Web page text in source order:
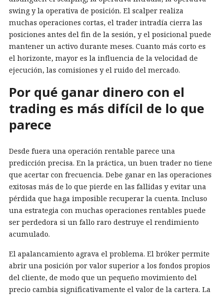
swing y la operativa de posición. El scalper realiza
muchas operaciones cortas, el trader intradía cierra las
posiciones antes del fin de la sesión, y el posicional puede
mantener un activo durante meses. Cuanto más corto es
el horizonte, mayor es la influencia de la velocidad de
ejecución, las comisiones y el ruido del mercado.
Por qué ganar dinero con el
trading es más difícil de lo que
parece
Desde fuera una operación rentable parece una
predicción precisa. En la práctica, un buen trader no tiene
que acertar con frecuencia. Debe ganar en las operaciones
exitosas más de lo que pierde en las fallidas y evitar una
pérdida que haga imposible recuperar la cuenta. Incluso
una estrategia con muchas operaciones rentables puede
ser perdedora si un fallo raro destruye el rendimiento
acumulado.
El apalancamiento agrava el problema. El bróker permite
abrir una posición por valor superior a los fondos propios
del cliente, de modo que un pequeño movimiento del
precio cambia significativamente el valor de la cartera. La